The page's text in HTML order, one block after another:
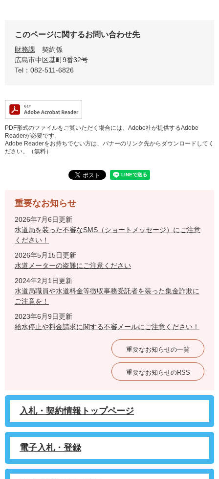
このページに関するお問い合わせ先
財務課
契約係
広島市中区基町9番32号
Tel：082-511-6826
PDF形式のファイルをご覧いただく場合には、Adobe社が提供するAdobe
Readerが必要です。
Adobe Readerをお持ちでない方は、バナーのリンク先からダウンロードしてく
ださい。（無料）
重要なお知らせ
2026年7月6日更新
水道局を装った不審なSMS（ショートメッセージ）にご注意
ください！
2026年5月15日更新
水道メーターの盗難にご注意ください
2024年2月1日更新
水道局職員や水道料金等徴収事務受託者を装った集金詐欺に
ご注意を！
2023年6月9日更新
給水停止や料金請求に関する不審メールにご注意ください！
重要なお知らせの一覧
重要なお知らせのRSS
入札・契約情報トップページ
電子入札・登録